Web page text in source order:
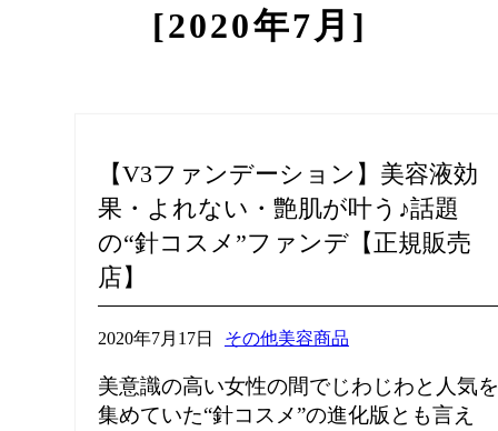
[2020年7月]
【V3ファンデーション】美容液効
果・よれない・艶肌が叶う♪話題
の“針コスメ”ファンデ【正規販売
店】
2020年7月17日 その他美容商品
美意識の高い女性の間でじわじわと人気を
集めていた“針コスメ”の進化版とも言え